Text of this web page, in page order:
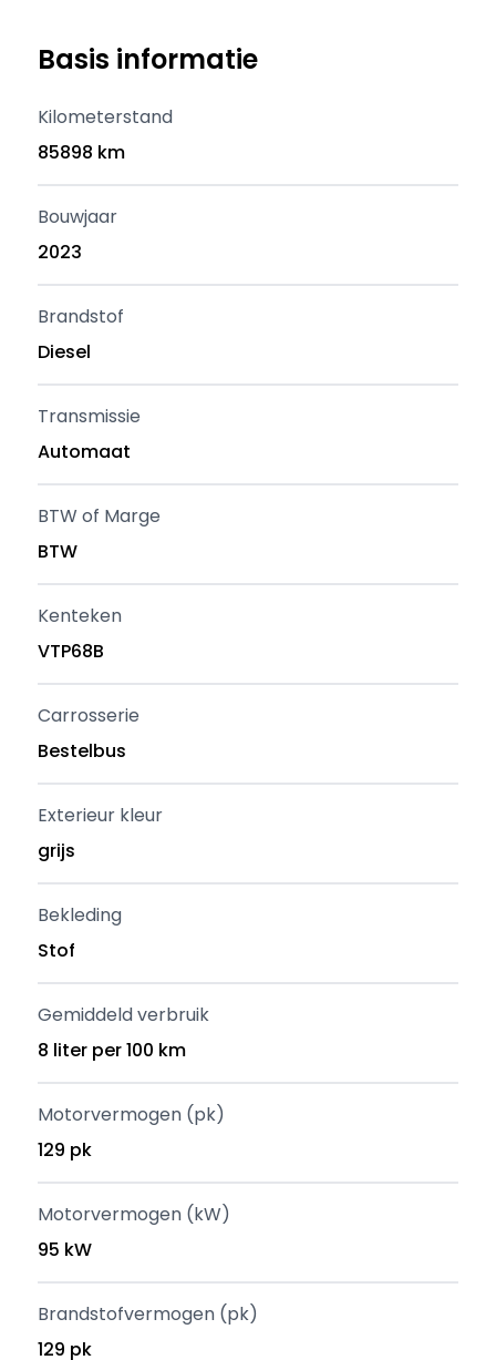
Basis informatie
Kilometerstand
85898 km
Bouwjaar
2023
Brandstof
Diesel
Transmissie
Automaat
BTW of Marge
BTW
Kenteken
VTP68B
Carrosserie
Bestelbus
Exterieur kleur
grijs
Bekleding
Stof
Gemiddeld verbruik
8 liter per 100 km
Motorvermogen (pk)
129 pk
Motorvermogen (kW)
95 kW
Brandstofvermogen (pk)
129 pk